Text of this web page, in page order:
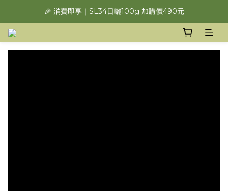
🎉 消費即享｜SL34日曬100g 加購價490元